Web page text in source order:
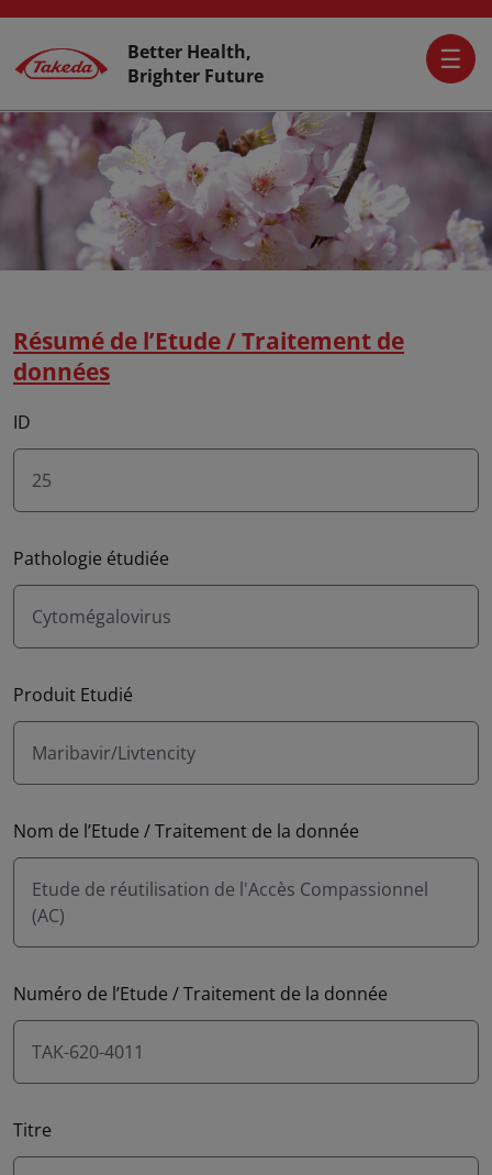
Activer L’accessibilité
Better Health,
Brighter Future
Résumé de l’Etude / Traitement de
données
ID
25
Pathologie étudiée
Cytomégalovirus
Produit Etudié
Maribavir/Livtencity
Nom de l’Etude / Traitement de la donnée
Etude de réutilisation de l'Accès Compassionnel
(AC)
Numéro de l’Etude / Traitement de la donnée
TAK-620-4011
Titre